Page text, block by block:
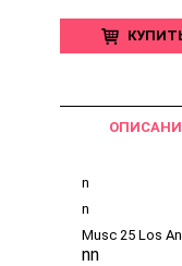
n
n
Musc 25 Los
nn